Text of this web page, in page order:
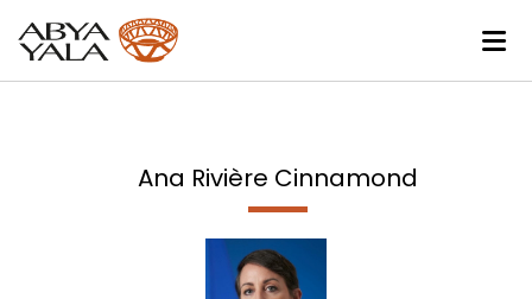
Ana Rivière Cinnamond